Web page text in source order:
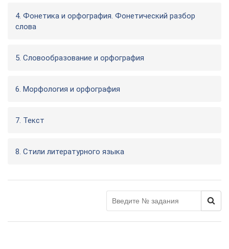
4. Фонетика и орфография. Фонетический разбор
слова
5. Словообразование и орфография
6. Морфология и орфография
7. Текст
8. Стили литературного языка